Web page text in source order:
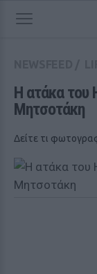
Η ατάκα του
Μητσοτάκη
Δείτε τι